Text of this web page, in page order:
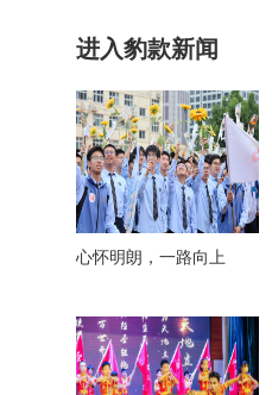
进入豹款新闻
心怀明朗，一路向上